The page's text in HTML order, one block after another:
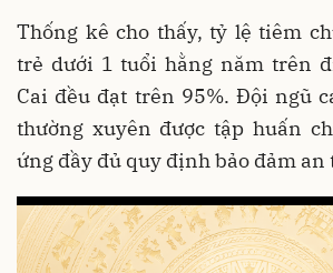
Thống kê cho thấy, tỷ lệ tiêm
trẻ dưới 1 tuổi hằng năm trên
Cai đều đạt trên 95%. Đội ngũ
thường xuyên được tập huấn
ứng đầy đủ quy định bảo đảm an